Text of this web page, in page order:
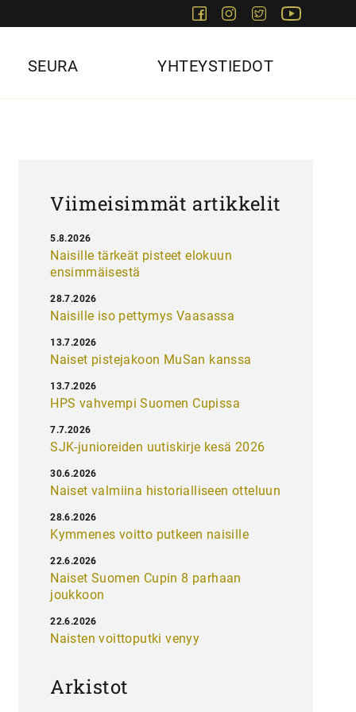
FacebookInstagram
Twitter
SEURA YHTEYSTIEDOT
Viimeisimmät artikkelit
Naisille tärkeät pisteet elokuun
ensimmäisestä
5.8.2026
Naisille iso pettymys Vaasassa
28.7.2026
Naiset pistejakoon MuSan kanssa
13.7.2026
HPS vahvempi Suomen Cupissa
13.7.2026
SJK-junioreiden uutiskirje kesä 2026
7.7.2026
Naiset valmiina historialliseen otteluun
30.6.2026
Kymmenes voitto putkeen naisille
28.6.2026
Naiset Suomen Cupin 8 parhaan
joukkoon
22.6.2026
Naisten voittoputki venyy
22.6.2026
Arkistot